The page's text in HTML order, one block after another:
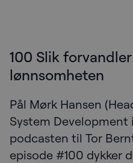
100 Slik
lønnsomheten
Pål Mørk Hansen
System
podcasten til Tor
episode #100 dykker